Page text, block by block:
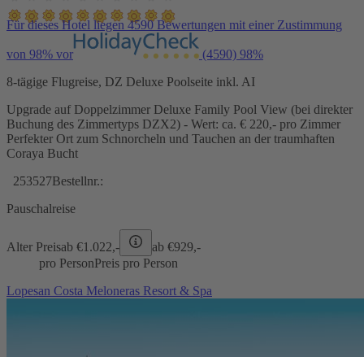
Für dieses Hotel liegen 4590 Bewertungen mit einer Zustimmung
von 98% vor (4590) 98%
8-tägige Flugreise, DZ Deluxe Poolseite inkl. AI
Upgrade auf Doppelzimmer Deluxe Family Pool View (bei direkter
Buchung des Zimmertyps DZX2) - Wert: ca. € 220,- pro Zimmer
Perfekter Ort zum Schnorcheln und Tauchen an der traumhaften
Coraya Bucht
253527Bestellnr.:
Pauschalreise
Alter Preisab €1.022,- ab €929,-
pro PersonPreis pro Person
Lopesan Costa Meloneras Resort & Spa